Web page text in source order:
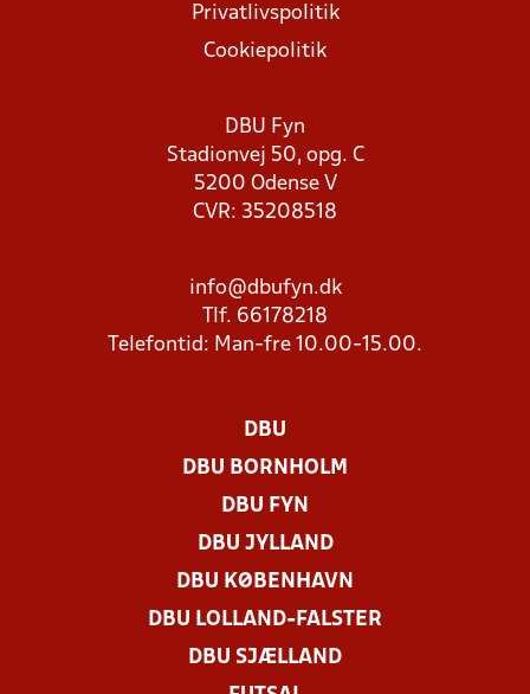
Privatlivspolitik
Cookiepolitik
DBU Fyn
Stadionvej 50, opg. C
5200 Odense V
CVR: 35208518
info@dbufyn.dk
Tlf. 66178218
Telefontid: Man-fre 10.00-15.00.
DBU
DBU BORNHOLM
DBU FYN
DBU JYLLAND
DBU KØBENHAVN
DBU LOLLAND-FALSTER
DBU SJÆLLAND